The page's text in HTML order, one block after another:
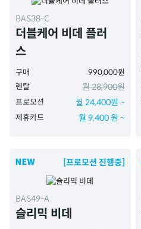
BAS38-C
더블케어 비데 플러
스
구매
990,000원
렌탈
월 28,900원
프로모션 월 24,400원 ~
제휴카드 월 9,400 원 ~
[프로모션 진행중]
BAS49-A
슬리믹 비데